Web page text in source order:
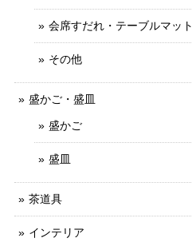
会席すだれ・テーブルマット
その他
盛かご・盛皿
盛かご
盛皿
茶道具
インテリア